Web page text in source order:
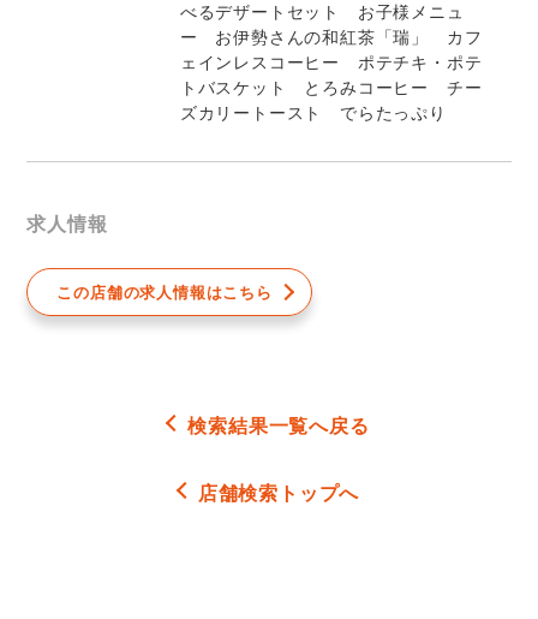
べるデザートセット お子様メニュ
ー お伊勢さんの和紅茶「瑞」 カフ
ェインレスコーヒー ポテチキ・ポテ
トバスケット とろみコーヒー チー
ズカリートースト でらたっぷり
求人情報
この店舗の求人情報はこちら
検索結果一覧へ戻る
店舗検索トップへ